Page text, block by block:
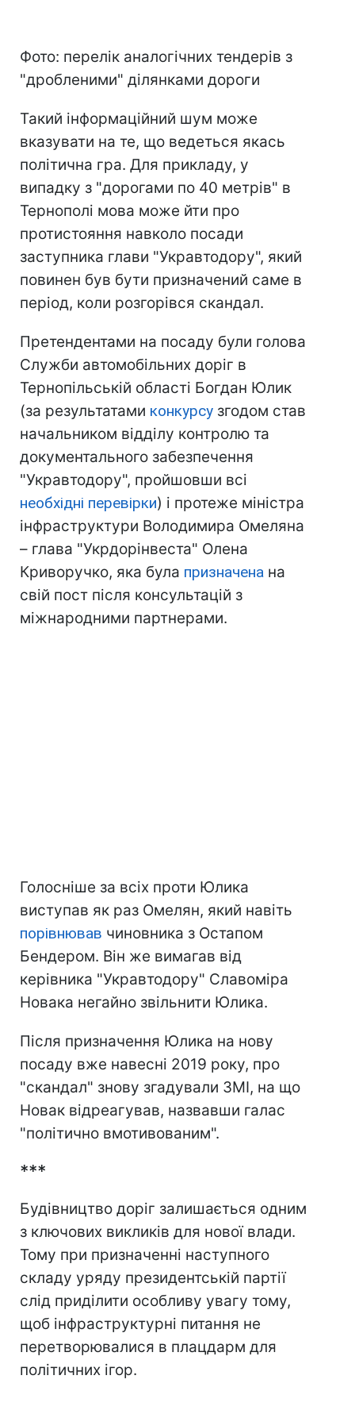
Фото: перелік аналогічних тендерів з
"дробленими" ділянками дороги
Такий інформаційний шум може
вказувати на те, що ведеться якась
політична гра. Для прикладу, у
випадку з "дорогами по 40 метрів" в
Тернополі мова може йти про
протистояння навколо посади
заступника глави "Укравтодору", який
повинен був бути призначений саме в
період, коли розгорівся скандал.
Претендентами на посаду були голова
Служби автомобільних доріг в
Тернопільській області Богдан Юлик
(за результатами конкурсу згодом став
начальником відділу контролю та
документального забезпечення
"Укравтодору", пройшовши всі
необхідні перевірки) і протеже міністра
інфраструктури Володимира Омеляна
– глава "Укрдорінвеста" Олена
Криворучко, яка була призначена на
свій пост після консультацій з
міжнародними партнерами.
Голосніше за всіх проти Юлика
виступав як раз Омелян, який навіть
порівнював чиновника з Остапом
Бендером. Він же вимагав від
керівника "Укравтодору" Славоміра
Новака негайно звільнити Юлика.
Після призначення Юлика на нову
посаду вже навесні 2019 року, про
"скандал" знову згадували ЗМІ, на що
Новак відреагував, назвавши галас
"політично вмотивованим".
***
Будівництво доріг залишається одним
з ключових викликів для нової влади.
Тому при призначенні наступного
складу уряду президентській партії
слід приділити особливу увагу тому,
щоб інфраструктурні питання не
перетворювалися в плацдарм для
політичних ігор.